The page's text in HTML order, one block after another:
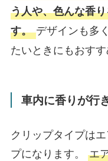
う人や、色んな香
す。デザインも多
たいときにもおすす
車内に香りが行
クリップタイプは
プになります。 エ